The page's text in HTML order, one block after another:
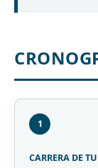
1
CARRERA DE